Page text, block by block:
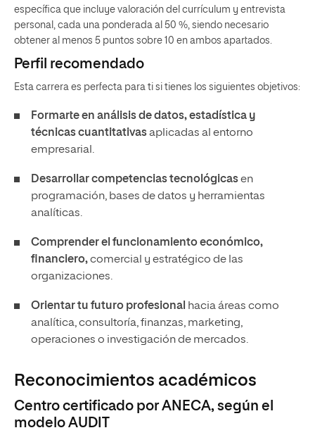
específica que incluye valoración del currículum y entrevista
personal, cada una ponderada al 50 %, siendo necesario
obtener al menos 5 puntos sobre 10 en ambos apartados.
Perfil recomendado
Esta carrera es perfecta para ti si tienes los siguientes objetivos:
Formarte en análisis de datos, estadística y
técnicas cuantitativasaplicadas al entorno
empresarial.
Desarrollar competencias tecnológicasen
programación, bases de datos y herramientas
analíticas.
Comprender el funcionamiento económico,
financiero,comercial y estratégico de las
organizaciones.
Orientar tu futuro profesional hacia áreas como
analítica, consultoría, finanzas, marketing,
operaciones o investigación de mercados.
Reconocimientos académicos
Centro certificado por ANECA, según el
modelo AUDIT